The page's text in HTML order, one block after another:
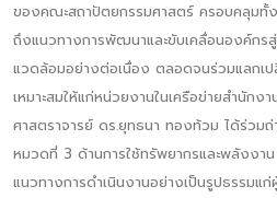
ของคณะสถาปัตยกรรมศาสตร์ ครอบคลุมทั้
ถึงแนวทางการพัฒนาและขับเคลื่อนองค์กร
แวดล้อมอย่างต่อเนื่อง ตลอดจนร่วมแลกเป
เหมาะสมให้แก่หน่วยงานในเครือข่ายสำนัก
ศาสตราจารย์ ดร.ยุทธนา ทองท้วม ได้ร่วมถ่
หมวดที่ 3 ด้านการใช้ทรัพยากรและพลังงาน
แนวทางการดำเนินงานอย่างเป็นรูปธรรมแก่